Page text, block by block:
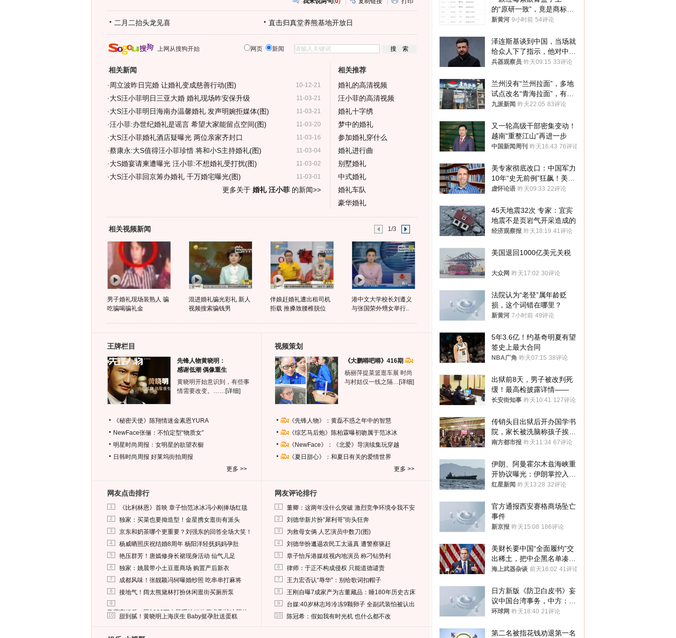
二月二抬头龙见喜 直击归真堂养熊基地开放日
上网从搜狗开始 网页 新闻
相关新闻
10-12-21
· 周立波昨日完婚 让婚礼变成慈善行动(图)
11-03-21
·大S汪小菲明日三亚大婚 婚礼现场昨安保升级
11-03-21
·大S汪小菲明日海南办温馨婚礼 发声明婉拒媒体(图)
11-03-20
·汪小菲:办世纪婚礼是谣言 希望大家能留点空间(图)
11-03-16
·大S汪小菲婚礼酒店疑曝光 两位亲家齐封口
11-03-04
·蔡康永:大S值得汪小菲珍惜 将和小S主持婚礼(图)
11-03-02
·大S婚宴请柬遭曝光 汪小菲:不想婚礼受打扰(图)
11-03-01
·大S汪小菲回京筹办婚礼 千万婚宅曝光(图)
更多关于 婚礼 汪小菲的新闻>>
相关推荐
婚礼的高清视频
汪小菲的高清视频
婚礼十字绣
梦中的婚礼
参加婚礼穿什么
婚礼进行曲
别墅婚礼
中式婚礼
婚礼车队
豪华婚礼
相关视频新闻 1/3
男子婚礼现场装熟人 骗
吃骗喝骗礼金
混进婚礼骗光彩礼 新人
视频搜索骗钱男
伴娘赶婚礼遭出租司机
拒载 推搡致腰椎脱位
港中文大学校长刘遵义
与张国荣外甥女举行..
王牌栏目
先锋人物黄晓明：
感谢低潮 偶像重生
黄晓明开始意识到，有些事
情需要改变。…… [详细]
《秘密天使》陈翔情迷金素恩YURA
NewFace张俪：不怕定型“物质女”
明星时尚周报：女明星的欲望衣橱
日韩时尚周报 好莱坞街拍周报
更多 >>
视频策划
《大鹏嘚吧嘚》416期
杨丽萍提菜篮逛车展 时尚
与村姑仅一线之隔… [详细]
《先锋人物》：黄磊不惑之年中的智慧
《综艺马后炮》陈柏霖曝初吻属于范冰冰
《NewFace》：《北爱》导演续集玩穿越
《夏日甜心》：和夏日有关的爱情世界
更多 >>
网友点击排行
1 《比利林恩》首映 章子怡范冰冰冯小刚捧场红毯
2 独家：买菜也要拗造型！金星携女逛街有派头
3 京东和奶茶哪个更重要？刘强东的回答全场大笑！
4 杨威晒照庆祝结婚8周年 杨阳洋轻抚妈妈孕肚
5 艳压群芳！唐嫣修身长裙现身活动 仙气儿足
6 独家：姚晨带小土豆逛商场 购置产后新衣
7 成都风味！张靓颖冯轲曝婚纱照 吃串串打麻将
8 接地气！阔太熊黛林打扮休闲逛街买厕所泵
9
马蓉离婚后，砸1000万人民币给媒体要求删掉这照片
10 甜到腻！黄晓明上海庆生 Baby挺孕肚送蛋糕
网友评论排行
1 董卿：这两年没什么突破 激烈竞争环境令我不安
2 刘德华新片扮“犀利哥”街头狂奔
3 为救母女俩 人艺演员中数刀(图)
4 刘德华扮邋遢农民工太逼真 遭警察驱赶
5 章子怡斥港媒歧视内地演员 称刁钻势利
6 律师：于正不构成侵权 只能道德谴责
7 王力宏否认“辱华”：别给歌词扣帽子
8 王刚自曝7成家产为古董藏品：睡180年历史古床
9 台媒:40岁林志玲冷冻9颗卵子 全副武装怕被认出
10 陈冠希：假如我有时光机 也什么都不改
的“原研一致”，竟是商标！
律师：极易误导消费者；网
新黄河 9小时前 54评论
泽连斯基谈到中国，当场就
给众人下了指示，他对中国
和中乌关系，显然又有了新
兵器观察员 昨天09:15 33评论
兰州没有“兰州拉面”，多地
试点改名“青海拉面”，有商
家改名已两年
九派新闻 昨天22:05 83评论
又一轮高级干部密集变动！
越南“重整江山”再进一步
中国新闻周刊 昨天16:43 76评论
美专家彻底改口：中国军力
10年“史无前例”狂飙！美军
真慌了
虚怀论语 昨天09:33 22评论
45天地震32次 专家：宜宾
地震不是页岩气开采造成的
经济观察报 昨天18:19 41评论
美国退回1000亿美元关税
大众网 昨天17:02 30评论
法院认为“老登”属年龄贬
损，这个词错在哪里？
新黄河 7小时前 49评论
5年3.6亿！约基奇明夏有望
签史上最大合同
NBA广角 昨天07:15 38评论
出狱前8天，男子被改判死
缓！最高检披露详情——
长安街知事 昨天10:41 127评论
传销头目出狱后开办国学书
院，家长被洗脑称孩子挨打
才有效果
南方都市报 昨天11:34 67评论
伊朗、阿曼霍尔木兹海峡重
开协议曝光：伊朗掌控入湾
航道，与阿曼平分“服务费”
红星新闻 昨天13:28 32评论
官方通报西安赛格商场坠亡
事件
新京报 昨天15:08 186评论
美财长要中国“全面履约”交
出稀土，把中企黑名单凑到
187家，中方做最坏打算
海上武器杂谈 前天16:02 41评论
日方新版《防卫白皮书》妄
议中国台湾事务，中方：强
烈不满、坚决反对，已向日
环球网 昨天18:40 21评论
第二名被指花钱劝退第一名